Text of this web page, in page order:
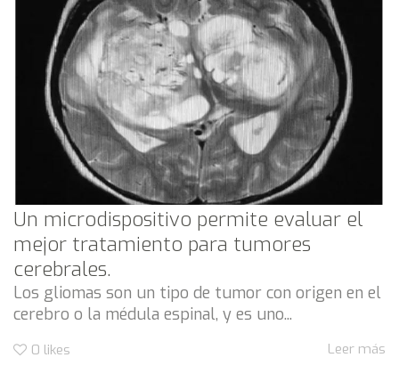
Un microdispositivo permite evaluar el
mejor tratamiento para tumores
cerebrales.
Los gliomas son un tipo de tumor con origen en el
cerebro o la médula espinal, y es uno...
0 likes Leer más